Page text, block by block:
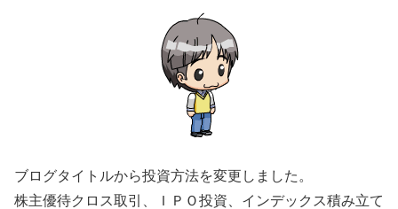
ブログタイトルから投資方法を変更しました。
株主優待クロス取引、ＩＰＯ投資、インデックス積み立て